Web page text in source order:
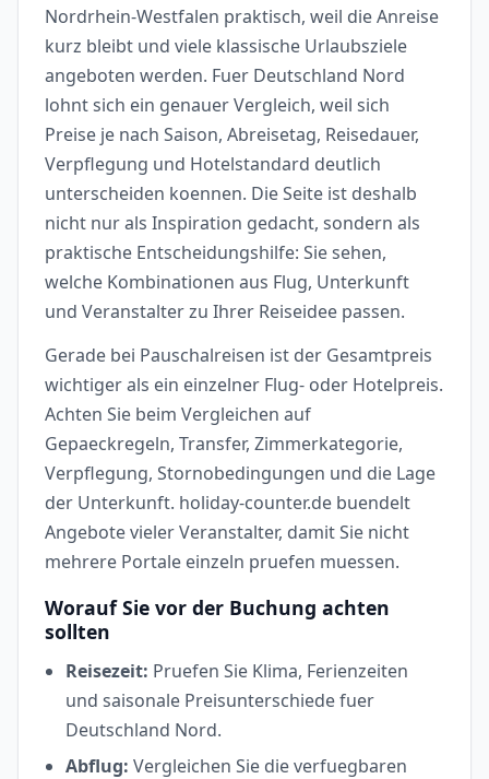
Nordrhein-Westfalen praktisch, weil die Anreise
kurz bleibt und viele klassische Urlaubsziele
angeboten werden. Fuer Deutschland Nord
lohnt sich ein genauer Vergleich, weil sich
Preise je nach Saison, Abreisetag, Reisedauer,
Verpflegung und Hotelstandard deutlich
unterscheiden koennen. Die Seite ist deshalb
nicht nur als Inspiration gedacht, sondern als
praktische Entscheidungshilfe: Sie sehen,
welche Kombinationen aus Flug, Unterkunft
und Veranstalter zu Ihrer Reiseidee passen.
Gerade bei Pauschalreisen ist der Gesamtpreis
wichtiger als ein einzelner Flug- oder Hotelpreis.
Achten Sie beim Vergleichen auf
Gepaeckregeln, Transfer, Zimmerkategorie,
Verpflegung, Stornobedingungen und die Lage
der Unterkunft. holiday-counter.de buendelt
Angebote vieler Veranstalter, damit Sie nicht
mehrere Portale einzeln pruefen muessen.
Worauf Sie vor der Buchung achten
sollten
Reisezeit: Pruefen Sie Klima, Ferienzeiten
und saisonale Preisunterschiede fuer
Deutschland Nord.
Abflug: Vergleichen Sie die verfuegbaren